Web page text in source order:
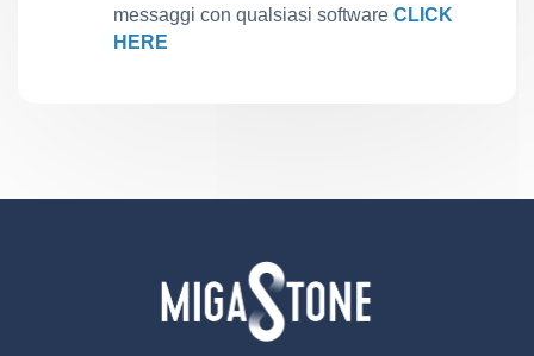
messaggi con qualsiasi software CLICK
HERE